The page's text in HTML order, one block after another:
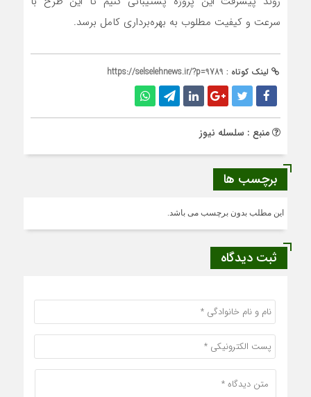
سرعت و کیفیت مطلوب به بهره‌برداری کامل برسد.
لینک کوتاه : https://selselehnews.ir/?p=9789
منبع : سلسله نیوز
برچسب ها
این مطلب بدون برچسب می باشد.
ثبت دیدگاه